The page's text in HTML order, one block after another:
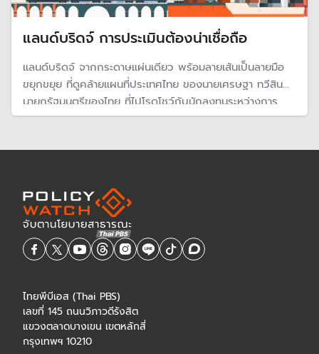
แลนด์บริดจ์ การประเมินต้องน่าเชื่อถือ
แลนด์บริดจ์ จากกระดาษแผ่นเดียว พร้อมลายเส้นเป็นลายมือ
ขยุกขยุย ที่ดูคล้ายแผนที่ประเทศไทย ของนายเศรษฐา ทวีสิน
นายกรัฐมนตรีของไทย ที่ไปโรดโชว์กับนักลงทุนระหว่างการ
เยือนจีน โครงการแลนด์บริดจ์ก็ได้รับการ "ฟื้นชีพ" ขึ้นมาอีก
ไทยพีบีเอส (Thai PBS)
เลขที่ 145 ถนนวิภาวดีรังสิต
แขวงตลาดบางเขน เขตหลักสี่
กรุงเทพฯ 10210